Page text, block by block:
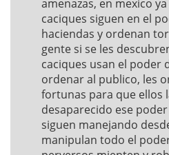
amenazas, en mexico
caciques siguen en el
haciendas y ordenan
gente si se les
caciques usan el poder
ordenar al publico, les
fortunas para que ellos
desaparecido ese
siguen manejando
manipulan todo el